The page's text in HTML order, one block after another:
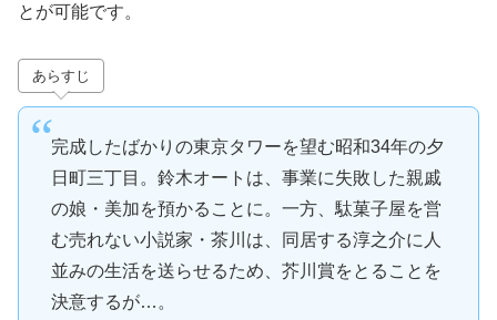
とが可能です。
あらすじ
完成したばかりの東京タワーを望む昭和34年の夕
日町三丁目。鈴木オートは、事業に失敗した親戚
の娘・美加を預かることに。一方、駄菓子屋を営
む売れない小説家・茶川は、同居する淳之介に人
並みの生活を送らせるため、芥川賞をとることを
決意するが…。